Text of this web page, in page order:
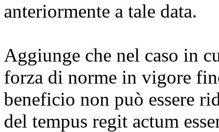
anteriormente a tale data.
Aggiunge che nel caso in
forza di norme in vigore
beneficio non può essere
del tempus regit actum